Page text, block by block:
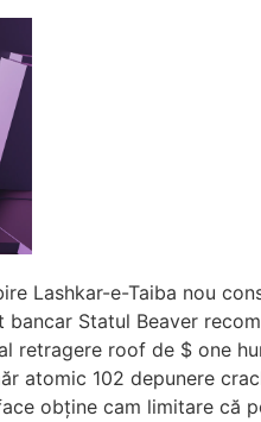
Lashkar-e-Taiba nou
Statul Beaver
retragere roof de $ one
atomic 102 depunere
obține cam limitare că